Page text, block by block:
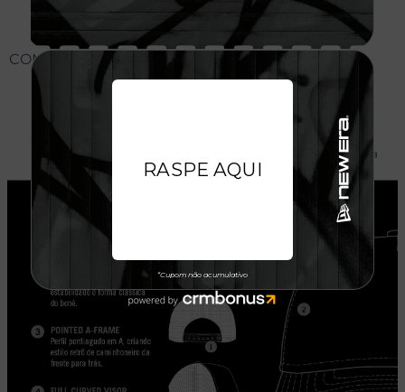
CONHEÇA O MODELO DO BONÉ